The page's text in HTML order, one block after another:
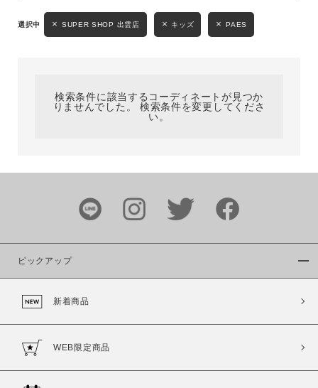
LADIES
カラー
SUPER SHOP 出雲店 キッズ PAES
検索条件に該当するコーディネートが見つか
りませんでした。 検索条件を変更してくださ
い。
ピックアップ
新着商品
WEB限定商品